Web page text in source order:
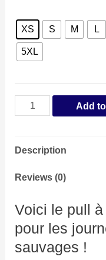
XS S M L
5XL
Pull
Tigre
quantity
Add
Description
Reviews (0)
Voici le pull
pour les
sauvages !